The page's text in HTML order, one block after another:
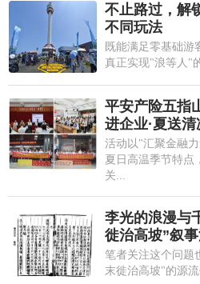
不止路过，解
不同玩法
既能满足零基础游
真正实现"浪等人"
平安产险五指
进企业·夏送
活动以"汇聚金融
夏日高温季节特点
关...
李光的浪漫
徙治高坡”叙
笔者关注这个问题
末徙治高坡"的源